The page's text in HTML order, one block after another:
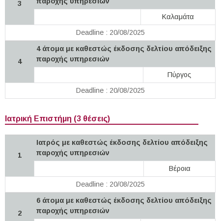
3
Καλαμάτα
Deadline : 20/08/2025
4
4 άτομα με καθεστώς έκδοσης δελτίου απόδειξης
παροχής υπηρεσιών
Πύργος
Deadline : 20/08/2025
Ιατρική Επιστήμη (3 θέσεις)
1
Ιατρός με καθεστώς έκδοσης δελτίου απόδειξης
παροχής υπηρεσιών
Βέροια
Deadline : 20/08/2025
2
6 άτομα με καθεστώς έκδοσης δελτίου απόδειξης
παροχής υπηρεσιών